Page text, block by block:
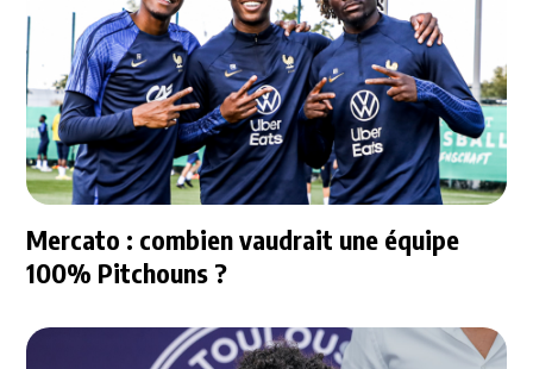
Mercato : combien vaudrait une équipe
100% Pitchouns ?